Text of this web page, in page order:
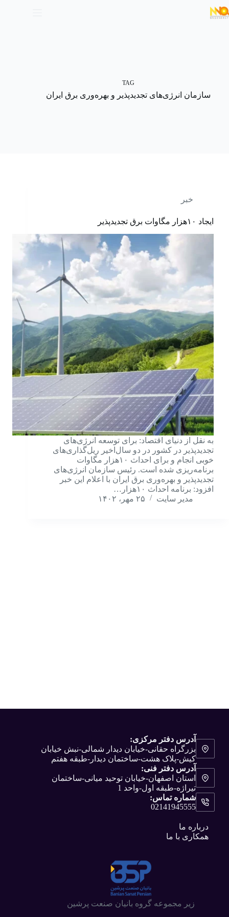
TAG
سازمان انرژی‌های تجدیدپذیر و بهره‌‌‌‌‌‌‌‌‌‌‌‌‌‌‌‌‌وری برق ایران
خبر
ایجاد ۱۰‌هزار مگاوات برق تجدیدپذیر
به نقل از دنیای اقتصاد: برای توسعه انرژی‌های
تجدیدپذیر در کشور در دو سال‌اخیر ریل‌‌‌‌‌‌‌‌‌‌‌‌‌‌‌‌‌گذاری‌‌‌‌‌‌‌‌‌‌‌‌‌‌‌‌‌های
خوبی انجام و برای احداث ۱۰‌هزار مگاوات
برنامه‌‌‌‌‌‌‌‌‌‌‌‌‌‌‌‌‌ریزی شده ‌است. رئیس سازمان انرژی‌های
تجدیدپذیر و بهره‌‌‌‌‌‌‌‌‌‌‌‌‌‌‌‌‌وری برق ایران با اعلام این خبر
افزود: برنامه احداث ۱۰‌هزار…
مدیر سایت
۲۵ مهر، ۱۴۰۲
آدرس دفتر مرکزی:
بزرگراه حقانی-خیابان دیدار شمالی-نبش خیابان
کیش-پلاک هشت-ساختمان دیدار-طبقه هفتم
آدرس دفتر فنی:
استان اصفهان-خیابان توحید میانی-ساختمان
تیراژه-طبقه اول-واحد 1
شماره تماس:
02141945555
درباره ما
همکاری با ما
زیر مجموعه گروه بانیان صنعت پرشین